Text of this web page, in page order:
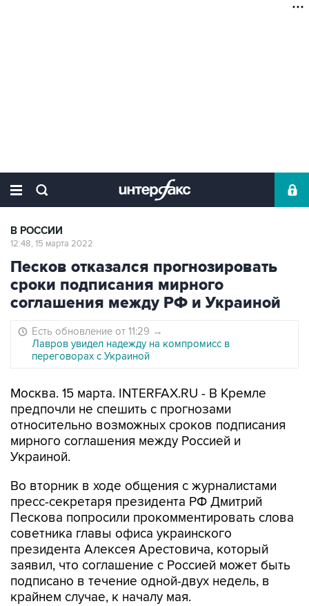
В РОССИИ
12:48, 15 марта 2022
Песков отказался прогнозировать
сроки подписания мирного
соглашения между РФ и Украиной
Есть обновление от 11:29 →
Лавров увидел надежду на компромисс в
переговорах с Украиной
Москва. 15 марта. INTERFAX.RU - В Кремле
предпочли не спешить с прогнозами
относительно возможных сроков подписания
мирного соглашения между Россией и
Украиной.
Во вторник в ходе общения с журналистами
пресс-секретаря президента РФ Дмитрий
Пескова попросили прокомментировать слова
советника главы офиса украинского
президента Алексея Арестовича, который
заявил, что соглашение с Россией может быть
подписано в течение одной-двух недель, в
крайнем случае, к началу мая.